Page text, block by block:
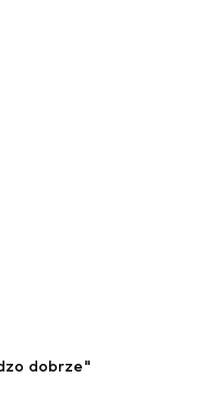
dobrze"